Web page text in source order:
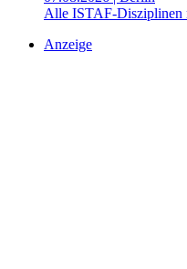
Alle ISTAF-Disziplinen
Anzeige